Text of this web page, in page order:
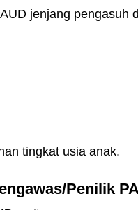
jenjang pengasuh
tingkat usia anak.
Penilik